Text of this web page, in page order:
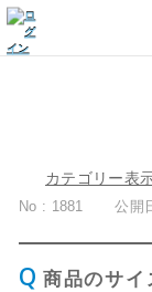
カテゴリー表
No : 1881 公開
商品のサイ